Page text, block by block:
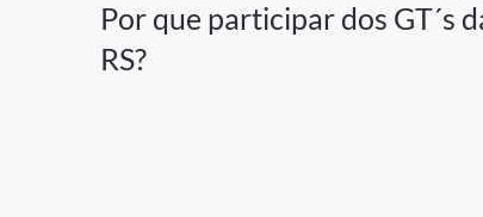
Por que participar dos GT´s
RS?